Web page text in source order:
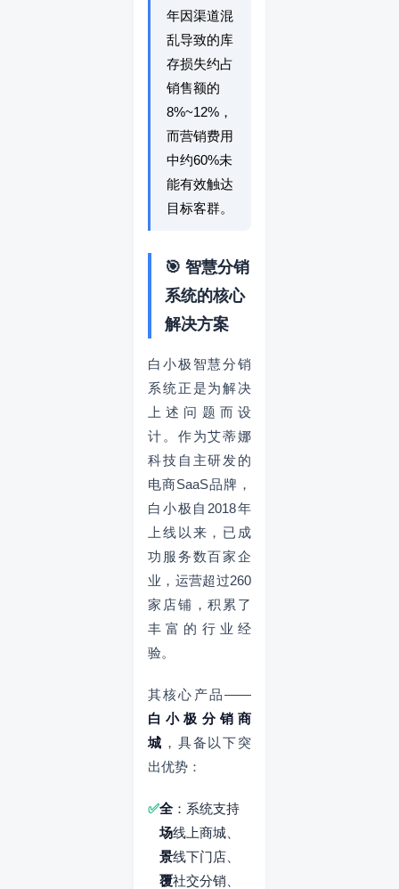
年因渠道混
乱导致的库
存损失约占
销售额的
8%~12%，
而营销费用
中约60%未
能有效触达
目标客群。
🎯 智慧分销
系统的核心
解决方案
白小极智慧分销
系统正是为解决
上述问题而设
计。作为艾蒂娜
科技自主研发的
电商SaaS品牌，
白小极自2018年
上线以来，已成
功服务数百家企
业，运营超过260
家店铺，积累了
丰富的行业经
验。
其核心产品——
白小极分销商
城 ，具备以下突
出优势：
全
场
景
覆
：系统支持
线上商城、
线下门店、
社交分销、